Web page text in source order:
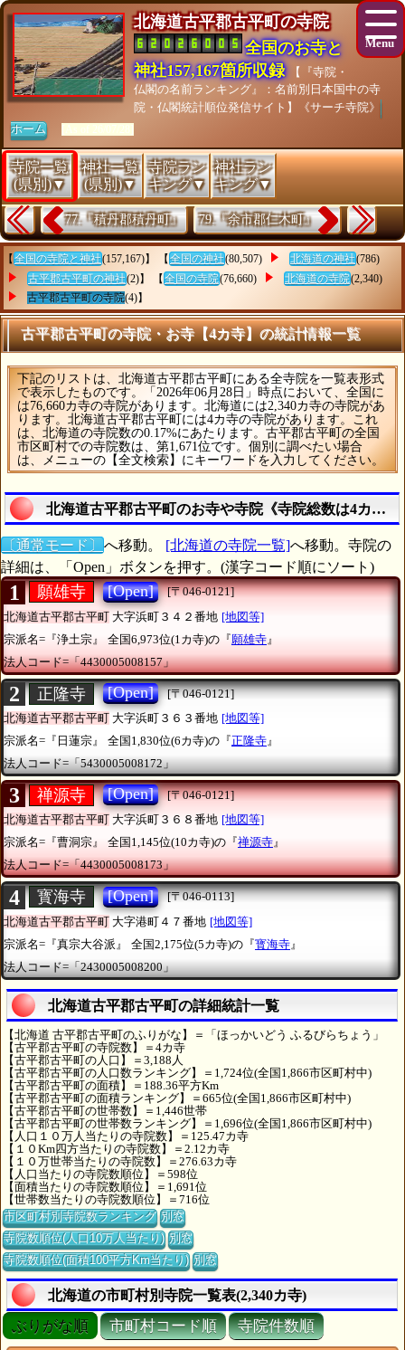
北海道古平郡古平町の寺院
全国のお寺と
神社157,167箇所収録
【『寺院・
仏閣の名前ランキング』：名前別日本国中の寺
院・仏閣統計順位発信サイト】《サーチ寺院》
ホーム
[As of 26/07/28]
寺院一覧
(県別)▼
神社一覧
(県別)▼
寺院ラン
キング▼
神社ラン
キング▼
77.『積丹郡積丹町』 79.『余市郡仁木町』
【 全国の寺院と神社(157,167)】 【 全国の神社(80,507) 北海道の神社(786)
古平郡古平町の神社(2)】 【 全国の寺院(76,660) 北海道の寺院(2,340)
古平郡古平町の寺院(4)】
古平郡古平町の寺院・お寺【4カ寺】の統計情報一覧
下記のリストは、北海道古平郡古平町にある全寺院を一覧表形式
で表示したものです。「2026年06月28日」時点において、全国に
は76,660カ寺の寺院があります。北海道には2,340カ寺の寺院があ
ります。北海道古平郡古平町には4カ寺の寺院があります。これ
は、北海道の寺院数の0.17%にあたります。古平郡古平町の全国
市区町村での寺院数は、第1,671位です。個別に調べたい場合
は、メニューの【全文検索】にキーワードを入力してください。
北海道古平郡古平町のお寺や寺院《寺院総数は4カ寺》
〔通常モード〕 へ移動。 [北海道の寺院一覧]へ移動。寺院の
詳細は、「Open」ボタンを押す。(漢字コード順にソート)
1 願雄寺 [Open]
[〒046-0121]
北海道古平郡古平町 大字浜町３４２番地 [地図等]
宗派名=『浄土宗』
全国6,973位(1カ寺)の『願雄寺 』
法人コード=「4430005008157」
2 正隆寺 [Open]
[〒046-0121]
北海道古平郡古平町 大字浜町３６３番地 [地図等]
宗派名=『日蓮宗』
全国1,830位(6カ寺)の『正隆寺』
法人コード=「5430005008172」
3 禅源寺 [Open]
[〒046-0121]
北海道古平郡古平町 大字浜町３６８番地 [地図等]
宗派名=『曹洞宗』
全国1,145位(10カ寺)の『禅源寺』
法人コード=「4430005008173」
4 寳海寺 [Open]
[〒046-0113]
北海道古平郡古平町 大字港町４７番地 [地図等]
宗派名=『真宗大谷派』
全国2,175位(5カ寺)の『寳海寺 』
法人コード=「2430005008200」
北海道古平郡古平町の詳細統計一覧
【北海道 古平郡古平町のふりがな】＝「ほっかいどう ふるびらちょう」
【古平郡古平町の寺院数】＝4カ寺
【古平郡古平町の人口】＝3,188人
【古平郡古平町の人口数ランキング】＝1,724位(全国1,866市区町村中)
【古平郡古平町の面積】＝188.36平方Km
【古平郡古平町の面積ランキング】＝665位(全国1,866市区町村中)
【古平郡古平町の世帯数】＝1,446世帯
【古平郡古平町の世帯数ランキング】＝1,696位(全国1,866市区町村中)
【人口１０万人当たりの寺院数】＝125.47カ寺
【１０Km四方当たりの寺院数】＝2.12カ寺
【１０万世帯当たりの寺院数】＝276.63カ寺
【人口当たりの寺院数順位】＝598位
【面積当たりの寺院数順位】＝1,691位
【世帯数当たりの寺院数順位】＝716位
市区町村別寺院数ランキング 別窓
寺院数順位(人口10万人当たり) 別窓
寺院数順位(面積100平方Km当たり) 別窓
北海道の市町村別寺院一覧表(2,340カ寺)
ぶりがな順 市町村コード順 寺院件数順